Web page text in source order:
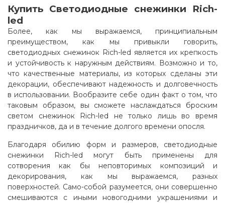
Купить Светодиодные снежинки Rich-
led
Более, как мы выражаемся, принципиальным
преимуществом, как мы привыкли говорить,
светодиодных снежинок Rich-led является их крепкость
и устойчивость к наружным действиям. Возможно и то,
что качественные материалы, из которых сделаны эти
декорации, обеспечивают надежность и долговечность
в использовании. Вообразите себе один факт о том, что
таковым образом, вы сможете наслаждаться броским
светом снежинок Rich-led не только лишь во время
праздничков, да и в течение долгого времени опосля.
Благодаря обилию форм и размеров, светодиодные
снежинки Rich-led могут быть применены для
сотворения как бы неповторимых композиций и
декорирования, как мы выражаемся, разных
поверхностей. Само-собой разумеется, они совершенно
смешиваются с иными новогодними украшениями и